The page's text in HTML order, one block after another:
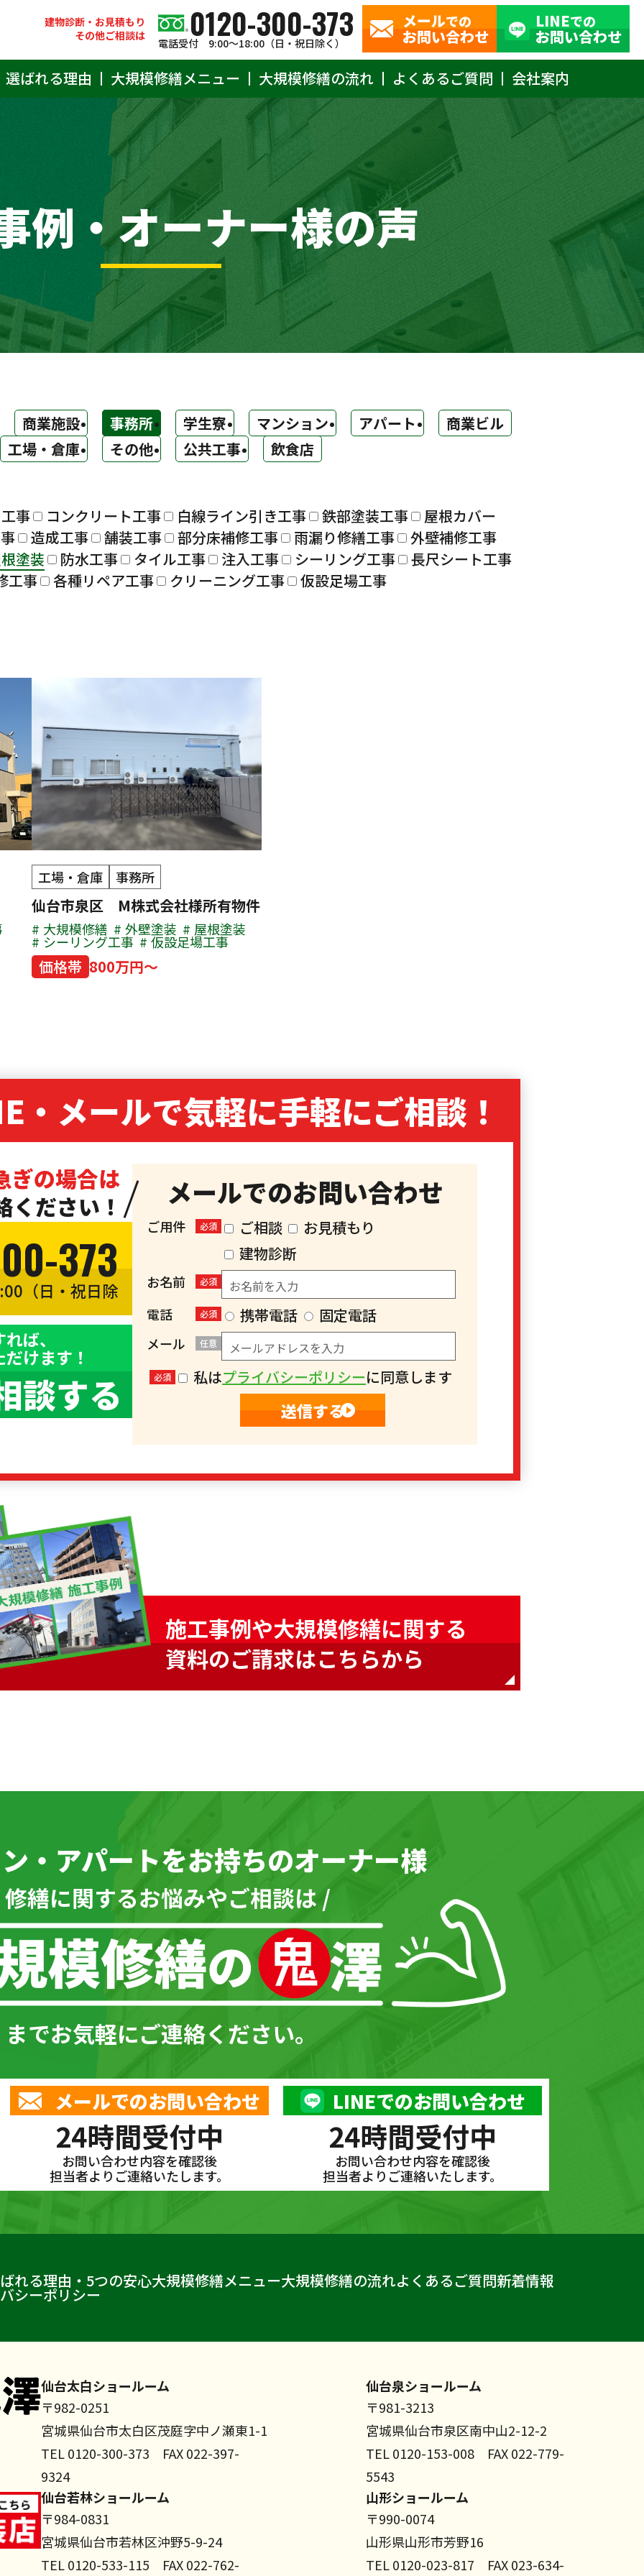
建物診断・お見積もり
その他ご相談は
0120-300-373
電話受付 9:00〜18:00（日・祝日除く）
メールでの
お問い合わせ
LINEでの
お問い合わせ
選ばれる理由
大規模修繕メニュー 大規模修繕の流れ よくあるご質問 会社案内
例・オーナー様の声
商業施設 事務所 学生寮 マンション アパート
商業ビル
工場・倉庫
その他 公共工事 飲食店
事 コンクリート工事 白線ライン引き工事 鉄部塗装工事
屋根カバー
造成工事 舗装工事 部分床補修工事 雨漏り修繕工事
外壁補修工事
塗装
防水工事 タイル工事 注入工事 シーリング工事
長尺シート工事
工事
各種リペア工事 クリーニング工事 仮設足場工事
工場・倉庫 事務所
仙台市泉区 M株式会社様所有物件
大規模修繕 外壁塗装 屋根塗装
シーリング工事 仮設足場工事
価格帯 800万円～
・ メールで気軽に手軽にご相談！
ぎの場合は
ください！
373
（日・祝日除
ば、
けます！
談する
メールでのお問い合わせ
ご用件 必須 ご相談
お見積もり
建物診断
お名前 必須
電話 必須 携帯電話 固定電話
メール 任意
必須 私はプライバシーポリシーに同意します
施工事例や大規模修繕に関する
資料のご請求はこちらから
・アパートをお持ちのオーナー様
繕に関するお悩みやご相談は /
までお気軽にご連絡ください。
メールでのお問い合わせ
24時間受付中
お問い合わせ内容を確認後
担当者よりご連絡いたします。
LINEでのお問い合わせ
24時間受付中
お問い合わせ内容を確認後
担当者よりご連絡いたします。
れる理由・5つの安心大規模修繕メニュー大規模修繕の流れよくあるご質問新着情報
シーポリシー
仙台太白ショールーム
〒982-0251
宮城県仙台市太白区茂庭字中ノ瀬東1-1
TEL 0120-300-373 FAX 022-397-
9324
仙台泉ショールーム
〒981-3213
宮城県仙台市泉区南中山2-12-2
TEL 0120-153-008 FAX 022-779-
5543
仙台若林ショールーム
〒984-0831
宮城県仙台市若林区沖野5-9-24
TEL 0120-533-115 FAX 022-762-
山形ショールーム
〒990-0074
山形県山形市芳野16
TEL 0120-023-817 FAX 023-634-